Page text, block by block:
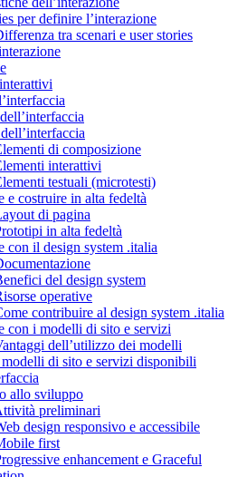
per definire l’interazione
tra scenari e user stories
di composizione
interattivi
testuali (microtesti)
e costruire in alta fedeltà
di pagina
in alta fedeltà
con il design system .italia
del design system
operative
contribuire al design system .italia
con i modelli di sito e servizi
dell’utilizzo dei modelli
di sito e servizi disponibili
allo sviluppo
preliminari
design responsivo e accessibile
first
enhancement e Graceful